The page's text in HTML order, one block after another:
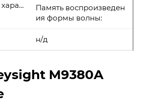
Память воспроизведен
ия формы волны:
Наименование характеристики
н/д
M9380A